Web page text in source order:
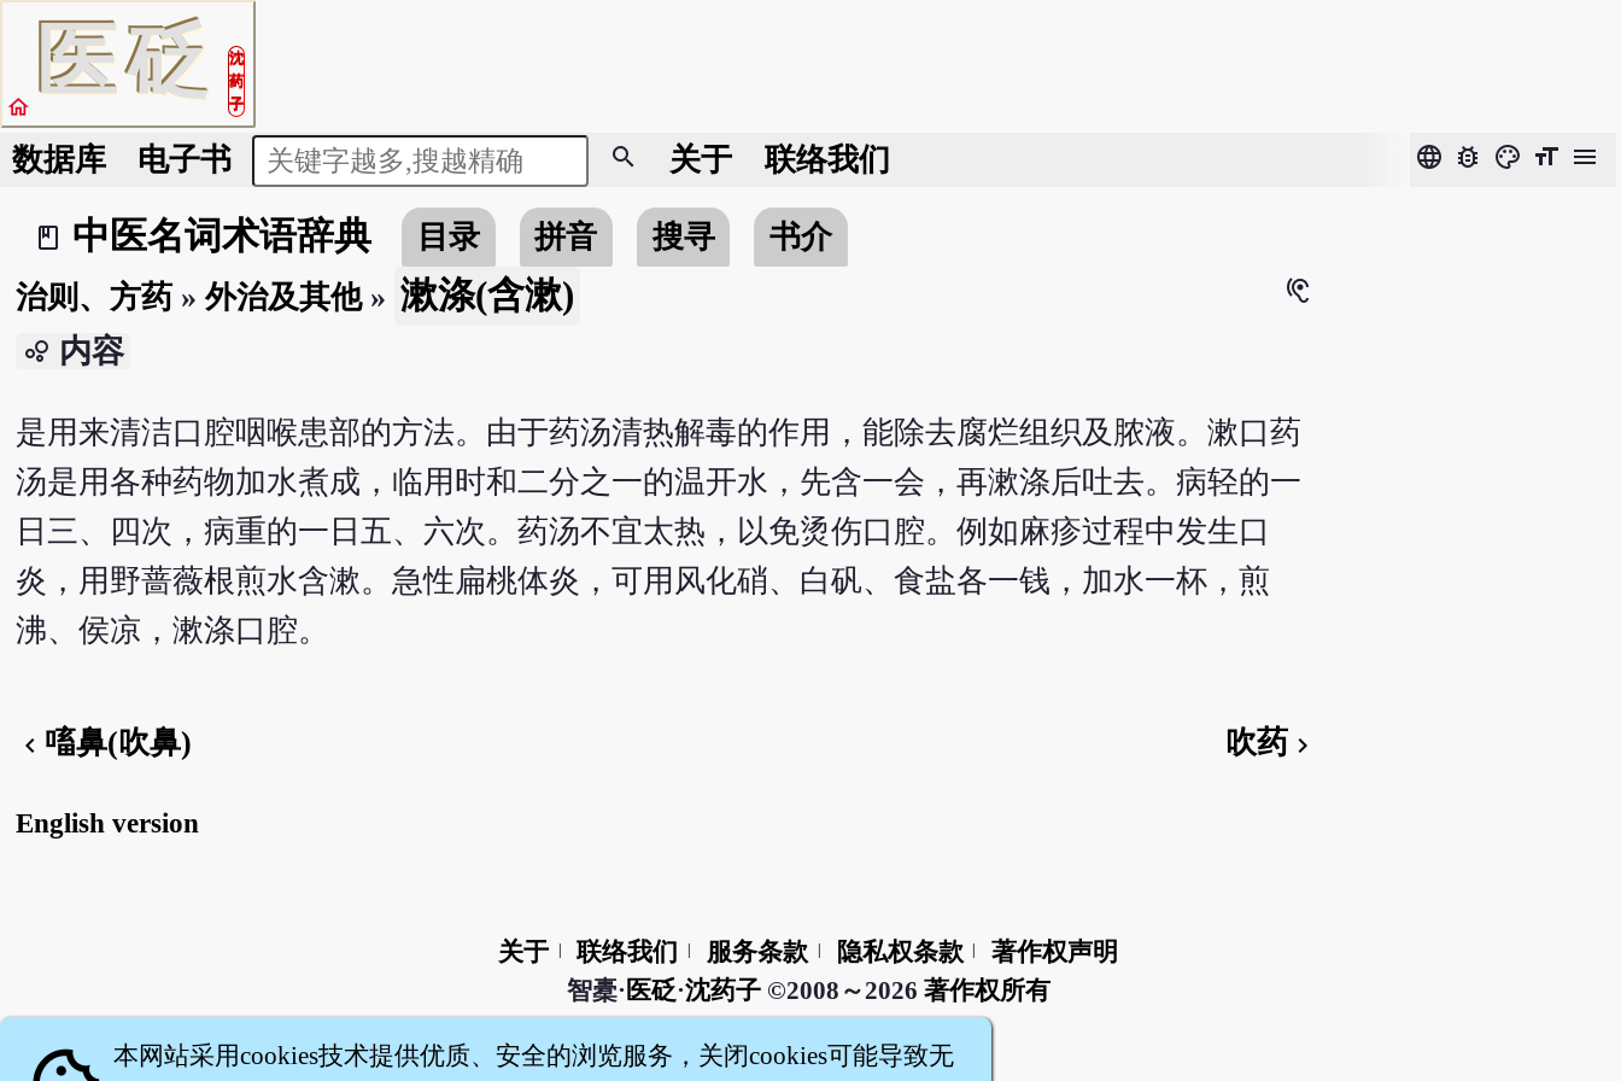
医砭
沈
药
子
home
数据库 电子书 search 关于 联络我们 language bug_report color_lens format_size menu
book_2
中医名词术语辞典 目录 拼音 搜寻
书介
治则、方药» 外治及其他» 漱涤(含漱) hearing
bubble_chart 内容
是用来清洁口腔咽喉患部的方法。由于药汤清热解毒的作用，能除去腐烂组织及脓液。漱口药
汤是用各种药物加水煮成，临用时和二分之一的温开水，先含一会，再漱涤后吐去。病轻的一
日三、四次，病重的一日五、六次。药汤不宜太热，以免烫伤口腔。例如麻疹过程中发生口
炎，用野蔷薇根煎水含漱。急性扁桃体炎，可用风化硝、白矾、食盐各一钱，加水一杯，煎
沸、侯凉，漱涤口腔。
chevron_left 㗜鼻(吹鼻) 吹药 chevron_right
English version
关于 联络我们 服务条款 隐私权条款
著作权声明
智橐· 医砭·沈药子©2008～2026 著作权所有
本网站采用cookies技术提供优质、安全的浏览服务，关闭cookies可能导致无